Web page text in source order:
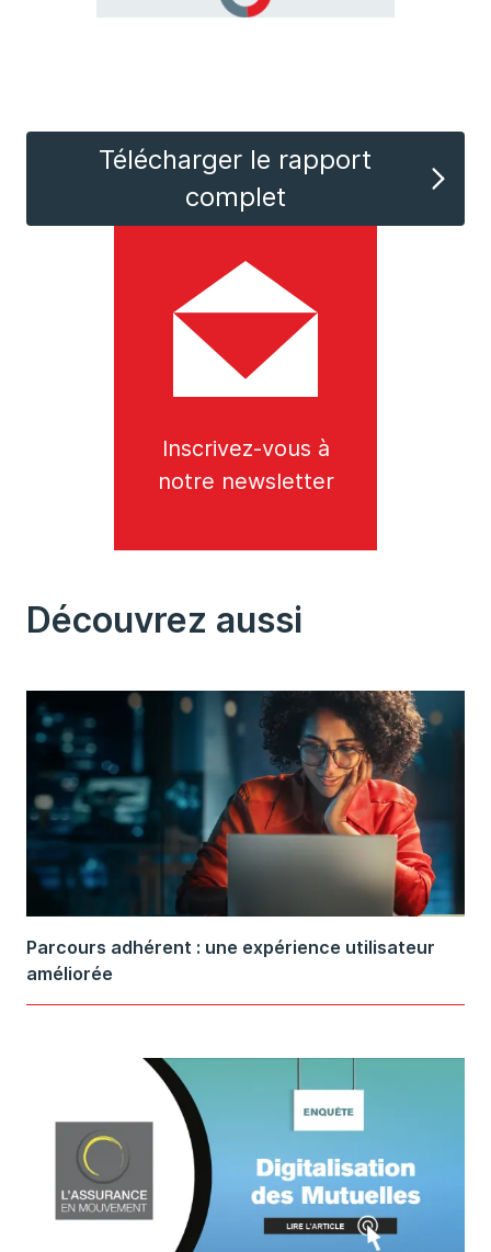
Télécharger le rapport
complet
Inscrivez-vous à
notre newsletter
Découvrez aussi
Parcours adhérent : une expérience utilisateur
améliorée